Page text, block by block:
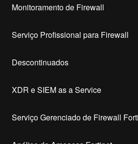
Monitoramento de Firewall
Serviço Profissional para Firewall
Descontinuados
XDR e SIEM as a Service
Serviço Gerenciado de Firewall